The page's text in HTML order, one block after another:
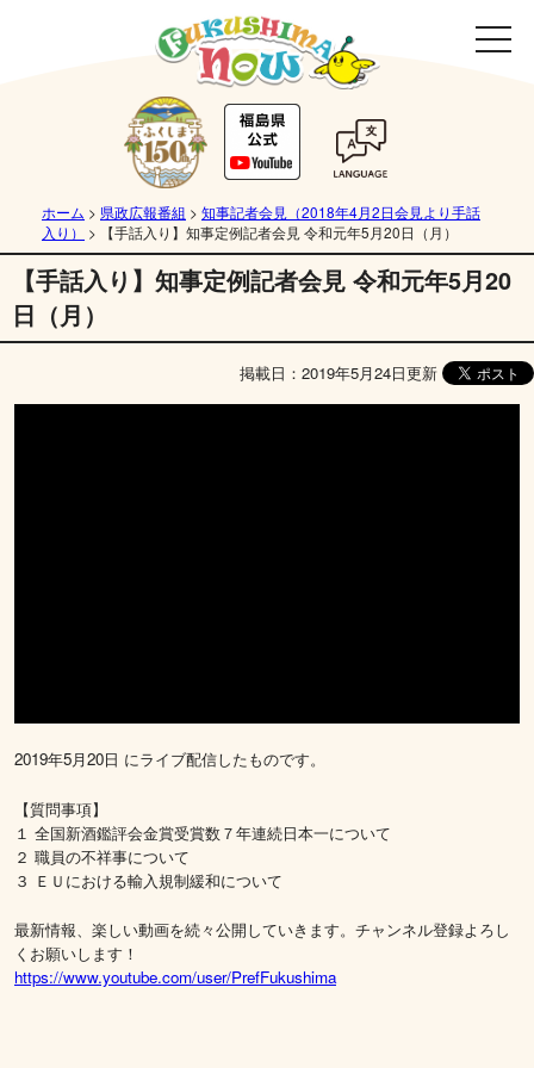
ホーム > 県政広報番組 > 知事記者会見（2018年4月2日会見より手話
入り）
> 【手話入り】知事定例記者会見 令和元年5月20日（月）
【手話入り】知事定例記者会見 令和元年5月20
日（月）
掲載日：2019年5月24日更新
2019年5月20日 にライブ配信したものです。
【質問事項】
１ 全国新酒鑑評会金賞受賞数７年連続日本一について
２ 職員の不祥事について
３ ＥＵにおける輸入規制緩和について
最新情報、楽しい動画を続々公開していきます。チャンネル登録よろし
くお願いします！
https://www.youtube.com/user/PrefFukushima